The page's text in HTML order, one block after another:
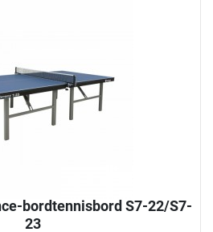
bordtennisbord S7-22/S7-
23